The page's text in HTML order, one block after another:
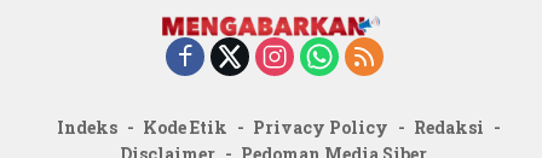
Indeks Kode Etik Privacy Policy
Redaksi
Disclaimer
Pedoman Media Siber